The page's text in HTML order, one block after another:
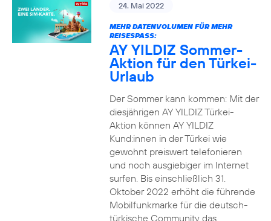
24. Mai 2022
MEHR DATENVOLUMEN FÜR MEHR
REISESPASS:
AY YILDIZ Sommer-
Aktion für den Türkei-
Urlaub
Der Sommer kann kommen: Mit der
diesjährigen AY YILDIZ Türkei-
Aktion können AY YILDIZ
Kund:innen in der Türkei wie
gewohnt preiswert telefonieren
und noch ausgiebiger im Internet
surfen. Bis einschließlich 31.
Oktober 2022 erhöht die führende
Mobilfunkmarke für die deutsch-
türkische Community das